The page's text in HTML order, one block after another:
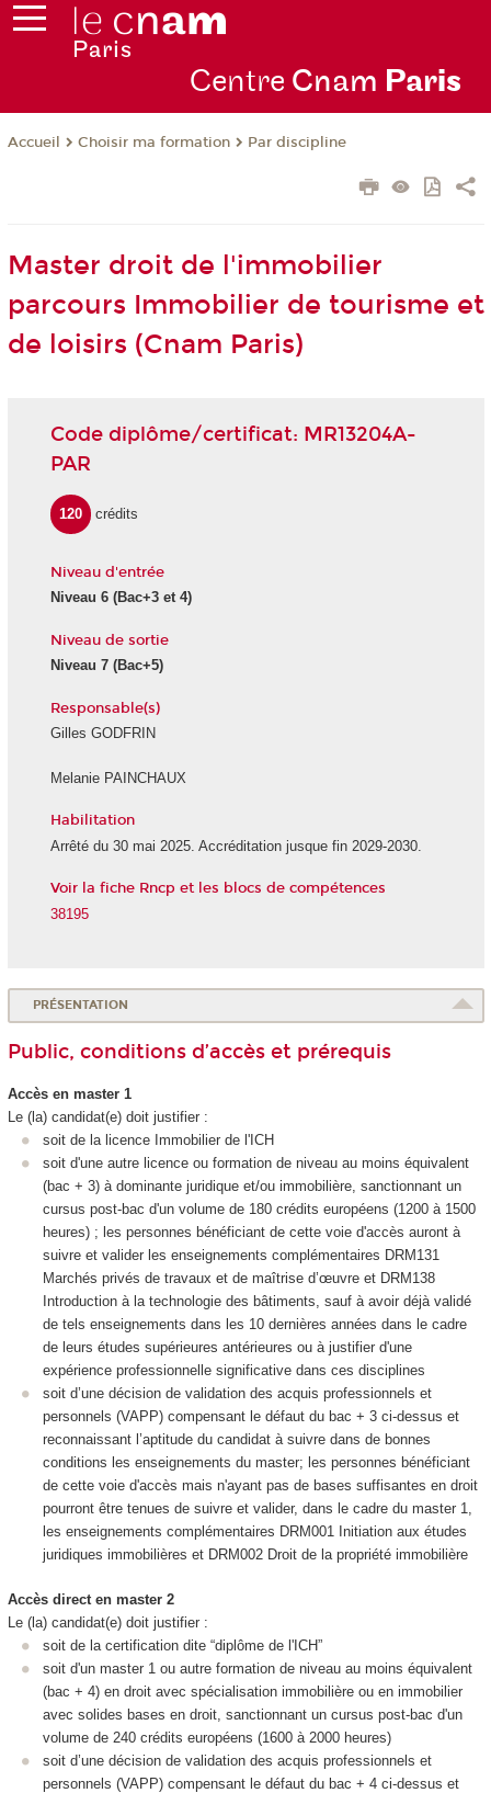
Centre Cnam Paris
Accueil Choisir ma formation Par discipline
Master droit de l'immobilier
parcours Immobilier de tourisme et
de loisirs (Cnam Paris)
Code diplôme/certificat: MR13204A-
PAR
120 crédits
Niveau d'entrée
Niveau 6(Bac+3 et 4)
Niveau de sortie
Niveau 7(Bac+5)
Responsable(s)
Gilles GODFRIN
Melanie PAINCHAUX
Habilitation
Arrêté du 30 mai 2025. Accréditation jusque fin 2029-2030.
Voir la fiche Rncp et les blocs de compétences
38195
PRÉSENTATION
Public, conditions d’accès et prérequis
Accès en master 1
Le (la) candidat(e) doit justifier :
soit de la licence Immobilier de l'ICH
soit d'une autre licence ou formation de niveau au moins équivalent
(bac + 3) à dominante juridique et/ou immobilière, sanctionnant un
cursus post-bac d'un volume de 180 crédits européens (1200 à 1500
heures) ; les personnes bénéficiant de cette voie d'accès auront à
suivre et valider les enseignements complémentaires DRM131
Marchés privés de travaux et de maîtrise d’œuvre et DRM138
Introduction à la technologie des bâtiments, sauf à avoir déjà validé
de tels enseignements dans les 10 dernières années dans le cadre
de leurs études supérieures antérieures ou à justifier d'une
expérience professionnelle significative dans ces disciplines
soit d’une décision de validation des acquis professionnels et
personnels (VAPP) compensant le défaut du bac + 3 ci-dessus et
reconnaissant l’aptitude du candidat à suivre dans de bonnes
conditions les enseignements du master; les personnes bénéficiant
de cette voie d'accès mais n'ayant pas de bases suffisantes en droit
pourront être tenues de suivre et valider, dans le cadre du master 1,
les enseignements complémentaires DRM001 Initiation aux études
juridiques immobilières et DRM002 Droit de la propriété immobilière
Accès direct en master 2
Le (la) candidat(e) doit justifier :
soit de la certification dite “diplôme de l'ICH”
soit d'un master 1 ou autre formation de niveau au moins équivalent
(bac + 4) en droit avec spécialisation immobilière ou en immobilier
avec solides bases en droit, sanctionnant un cursus post-bac d'un
volume de 240 crédits européens (1600 à 2000 heures)
soit d’une décision de validation des acquis professionnels et
personnels (VAPP) compensant le défaut du bac + 4 ci-dessus et